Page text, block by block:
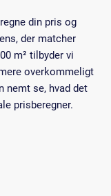
din pris og
der matcher
m² tilbyder vi
overkommeligt
nemt se, hvad det
prisberegner.